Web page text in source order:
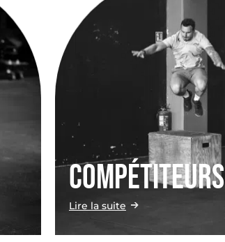
Compétiteurs
Lire la suite